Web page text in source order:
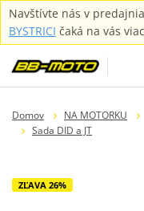
Navštívte nás v
BYSTRICI čaká na vás
Domov NA MOTORKU
Sada DID a JT
ZĽAVA 26%